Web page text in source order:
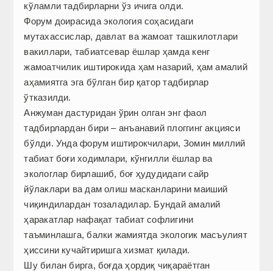
кўламли тадбирларни ўз ичига олди.
Форум доирасида экология соҳасидаги
мутахассислар, давлат ва жамоат ташкилотлари
вакиллари, табиатсевар ёшлар ҳамда кенг
жамоатчилик иштирокида ҳам назарий, ҳам амалий
аҳамиятга эга бўлган бир қатор тадбирлар
ўтказилди.
Анжуман дастуридан ўрин олган энг фаол
тадбирлардан бири – анъанавий плоггинг акцияси
бўлди. Унда форум иштирокчилари, Зомин миллий
табиат боғи ходимлари, кўнгилли ёшлар ва
экологлар бирлашиб, боғ ҳудудидаги сайр
йўлаклари ва дам олиш масканларини маиший
чиқиндилардан тозаладилар. Бундай амалий
ҳаракатлар нафақат табиат софлигини
таъминлашга, балки жамиятда экологик масъулият
ҳиссини кучайтиришга хизмат қилади.
Шу билан бирга, боғда ҳордиқ чиқараётган